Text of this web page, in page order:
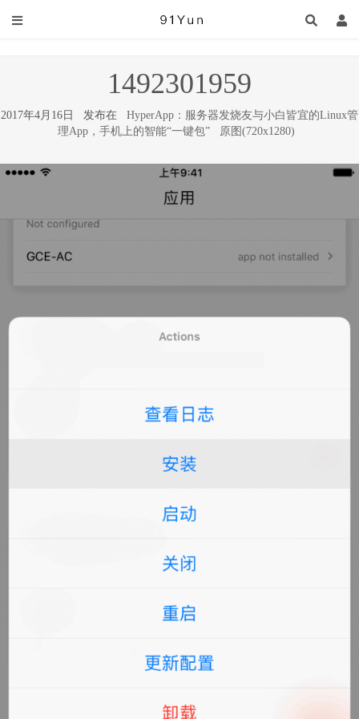
1492301959
2017年4月16日 发布在 HyperApp：服务器发烧友与小白皆宜的Linux管
理App，手机上的智能“一键包”
原图(720x1280)